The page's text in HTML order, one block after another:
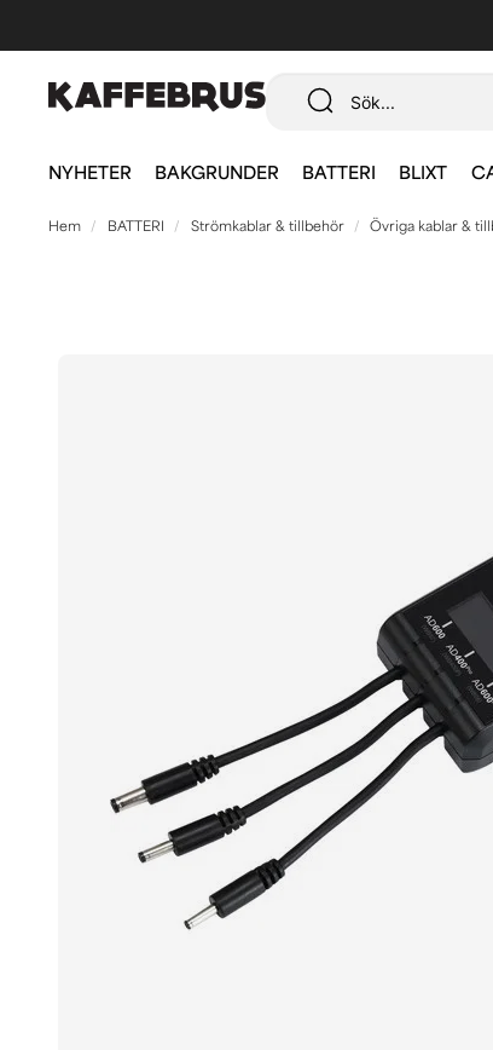
NYHETER BAKGRUNDER BATTERI BLIXT
Hem BATTERI Strömkablar & tillbehör Övriga kablar &